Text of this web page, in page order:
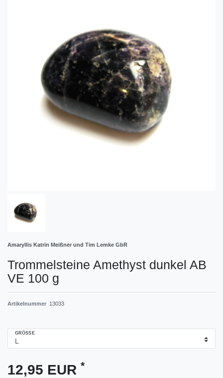
Amaryllis Katrin Meißner und Tim Lemke GbR
Trommelsteine Amethyst dunkel AB
VE 100 g
Artikelnummer 13033
GRÖSSE
12,95 EUR *